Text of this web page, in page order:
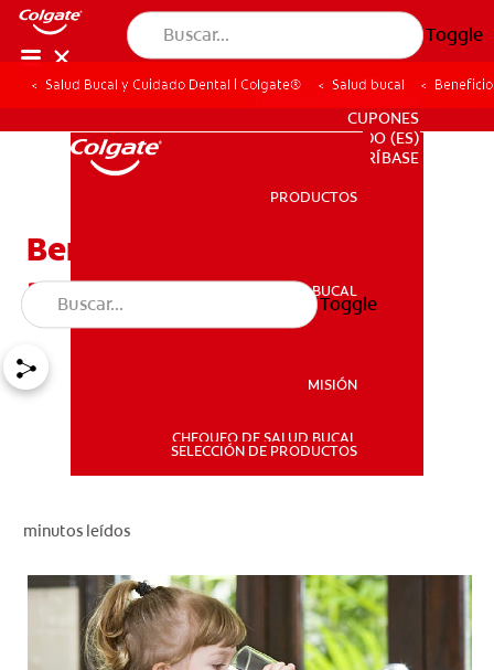
Toggle
SALUD BUCAL
PARA PROFESIONALES
PARA PROFESIONALES
CUPONES
DO (ES)
SUSCRÍBASE
PRODUCTOS
SALUD BUCAL
MISIÓN
CHEQUEO DE SALUD BUCAL
SELECCIÓN DE PRODUCTOS
Toggle
Salud Bucal y Cuidado Dental | Colgate® Salud bucal
Beneficios del flúor en el
agua para la salud bucal
minutos leídos